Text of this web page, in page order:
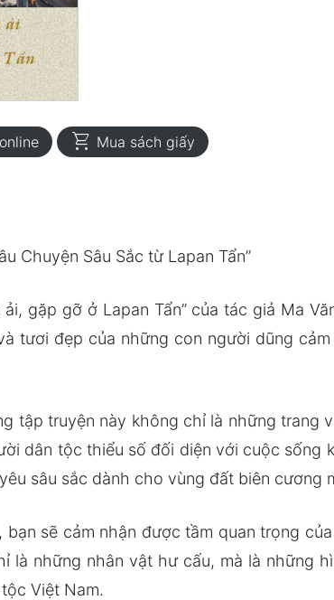
shopping_cart Mua sách giấy
Chuyện Sâu Sắc từ Lapan Tẩn”
ải, gặp gỡ ở Lapan Tẩn” của tác giả Ma
tươi đẹp của những con người dũng
tập truyện này không chỉ là những trang
dân tộc thiểu số đối diện với cuộc sống
sâu sắc dành cho vùng đất biên cương
bạn sẽ cảm nhận được tầm quan trọng
là những nhân vật hư cấu, mà là những
Việt Nam.